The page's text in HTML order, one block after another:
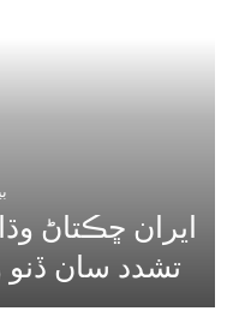
ايران ڇڪتاڻ
تشدد سان